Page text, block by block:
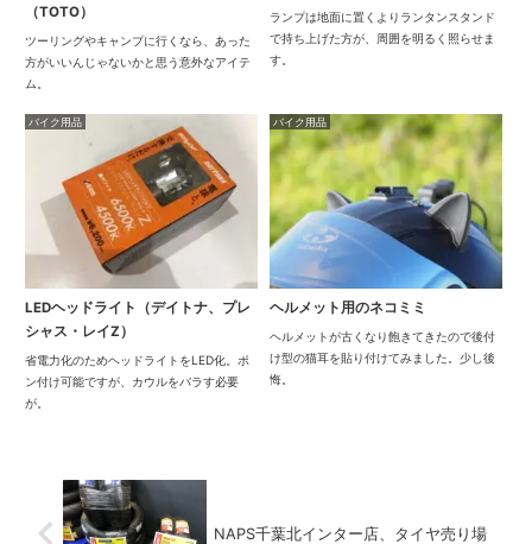
（TOTO）
ツーリングやキャンプに行くなら、あった
方がいいんじゃないかと思う意外なアイテ
ム。
ランプは地面に置くよりランタンスタンド
で持ち上げた方が、周囲を明るく照らせま
す。
バイク用品
LEDヘッドライト（デイトナ、プレ
シャス・レイZ）
省電力化のためヘッドライトをLED化。ポ
ン付け可能ですが、カウルをバラす必要
が。
バイク用品
ヘルメット用のネコミミ
ヘルメットが古くなり飽きてきたので後付
け型の猫耳を貼り付けてみました。少し後
悔。
NAPS千葉北インター店、タイヤ売り場